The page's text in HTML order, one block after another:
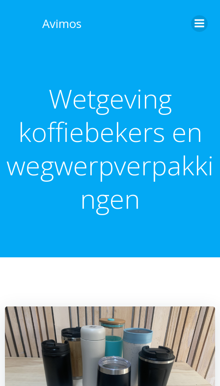
Avimos
Wetgeving
koffiebekers en
wegwerpverpakki
ngen